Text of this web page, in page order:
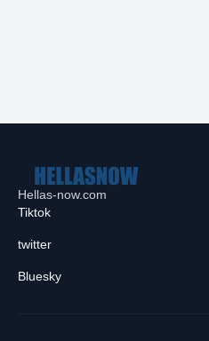
Hellas-now.com
Tiktok
twitter
Bluesky